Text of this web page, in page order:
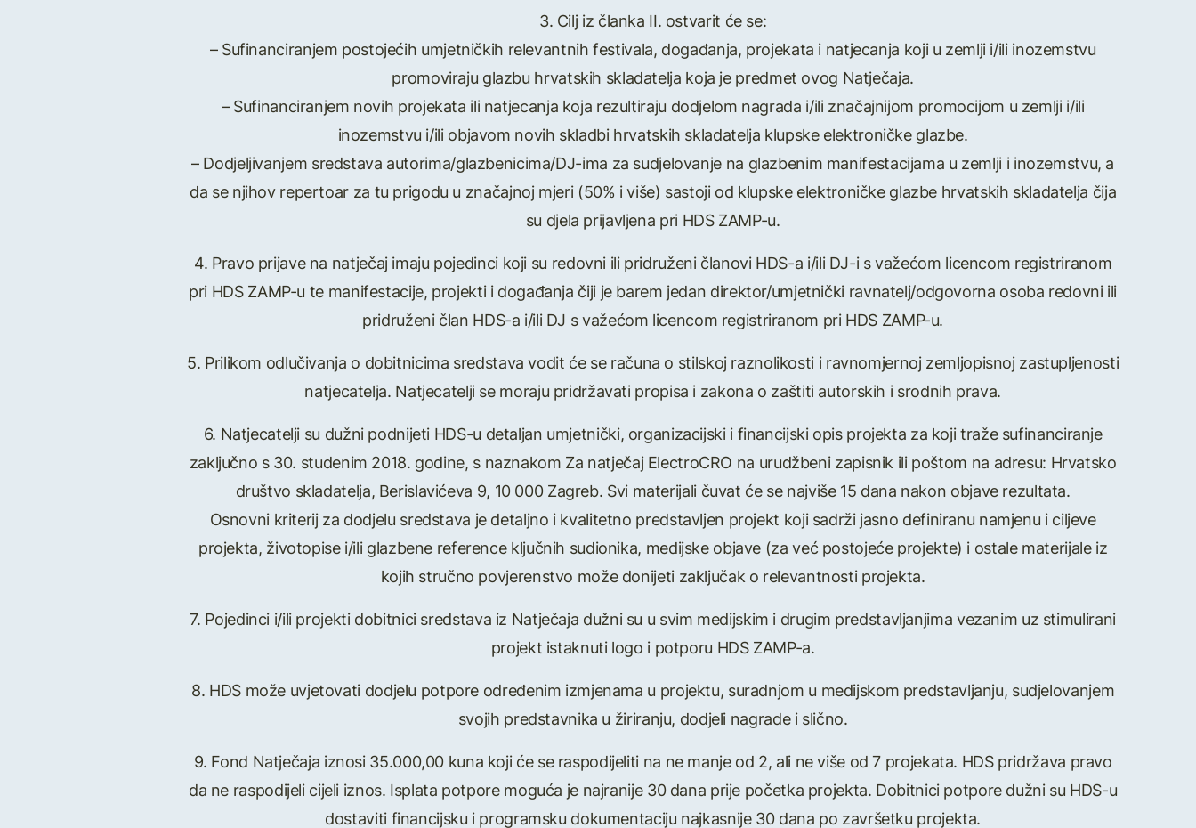
3. Cilj iz članka II. ostvarit će se:
– Sufinanciranjem postojećih umjetničkih relevantnih festivala, događanja, projekata i natjecanja koji u zemlji i/ili inozemstvu
promoviraju glazbu hrvatskih skladatelja koja je predmet ovog Natječaja.
– Sufinanciranjem novih projekata ili natjecanja koja rezultiraju dodjelom nagrada i/ili značajnijom promocijom u zemlji i/ili
inozemstvu i/ili objavom novih skladbi hrvatskih skladatelja klupske elektroničke glazbe.
– Dodjeljivanjem sredstava autorima/glazbenicima/DJ-ima za sudjelovanje na glazbenim manifestacijama u zemlji i inozemstvu, a
da se njihov repertoar za tu prigodu u značajnoj mjeri (50% i više) sastoji od klupske elektroničke glazbe hrvatskih skladatelja čija
su djela prijavljena pri HDS ZAMP-u.
4. Pravo prijave na natječaj imaju pojedinci koji su redovni ili pridruženi članovi HDS-a i/ili DJ-i s važećom licencom registriranom
pri HDS ZAMP-u te manifestacije, projekti i događanja čiji je barem jedan direktor/umjetnički ravnatelj/odgovorna osoba redovni ili
pridruženi član HDS-a i/ili DJ s važećom licencom registriranom pri HDS ZAMP-u.
5. Prilikom odlučivanja o dobitnicima sredstava vodit će se računa o stilskoj raznolikosti i ravnomjernoj zemljopisnoj zastupljenosti
natjecatelja. Natjecatelji se moraju pridržavati propisa i zakona o zaštiti autorskih i srodnih prava.
6. Natjecatelji su dužni podnijeti HDS-u detaljan umjetnički, organizacijski i financijski opis projekta za koji traže sufinanciranje
zaključno s 30. studenim 2018. godine, s naznakom Za natječaj ElectroCRO na urudžbeni zapisnik ili poštom na adresu: Hrvatsko
društvo skladatelja, Berislavićeva 9, 10 000 Zagreb. Svi materijali čuvat će se najviše 15 dana nakon objave rezultata.
Osnovni kriterij za dodjelu sredstava je detaljno i kvalitetno predstavljen projekt koji sadrži jasno definiranu namjenu i ciljeve
projekta, životopise i/ili glazbene reference ključnih sudionika, medijske objave (za već postojeće projekte) i ostale materijale iz
kojih stručno povjerenstvo može donijeti zaključak o relevantnosti projekta.
7. Pojedinci i/ili projekti dobitnici sredstava iz Natječaja dužni su u svim medijskim i drugim predstavljanjima vezanim uz stimulirani
projekt istaknuti logo i potporu HDS ZAMP-a.
8. HDS može uvjetovati dodjelu potpore određenim izmjenama u projektu, suradnjom u medijskom predstavljanju, sudjelovanjem
svojih predstavnika u žiriranju, dodjeli nagrade i slično.
9. Fond Natječaja iznosi 35.000,00 kuna koji će se raspodijeliti na ne manje od 2, ali ne više od 7 projekata. HDS pridržava pravo
da ne raspodijeli cijeli iznos. Isplata potpore moguća je najranije 30 dana prije početka projekta. Dobitnici potpore dužni su HDS-u
dostaviti financijsku i programsku dokumentaciju najkasnije 30 dana po završetku projekta.